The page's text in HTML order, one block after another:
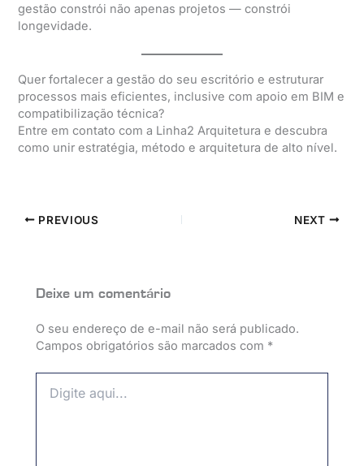
gestão constrói não apenas projetos — constrói
longevidade.
Quer fortalecer a gestão do seu escritório e estruturar
processos mais eficientes, inclusive com apoio em BIM e
compatibilização técnica?
Entre em contato com a Linha2 Arquitetura e descubra
como unir estratégia, método e arquitetura de alto nível.
PREVIOUS NEXT
Deixe um comentário
O seu endereço de e-mail não será publicado.
Campos obrigatórios são marcados com *
aqui...